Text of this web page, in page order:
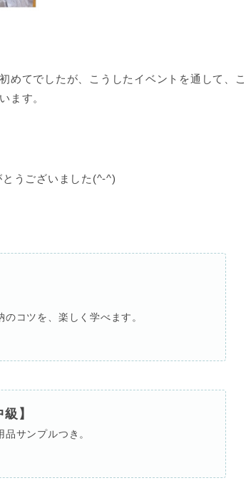
めてでしたが、こうしたイベントを通して、こ
ます。
うございました(^-^)
コツを、楽しく学べます。
】
サンプルつき。